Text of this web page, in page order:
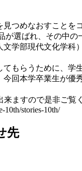
見つめなおすこと
が選ばれ、その中
学部現代文化学科
もらうために、学
回本学卒業生が
ますので是非ご覧
10th/stories-10th/
先